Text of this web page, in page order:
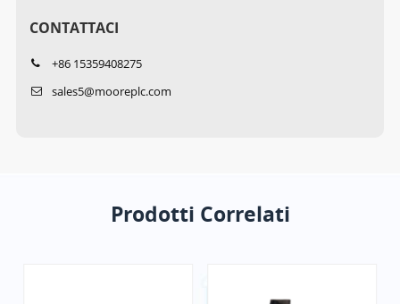
CONTATTACI
+86 15359408275
sales5@mooreplc.com
Prodotti Correlati